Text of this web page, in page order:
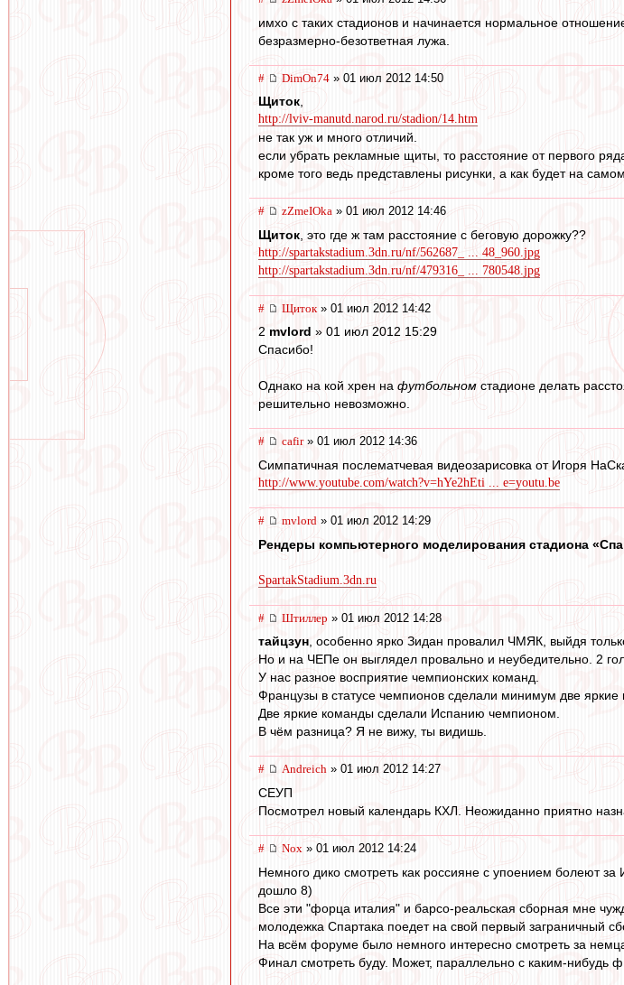
имхо с таких стадионов и начинается нормальное
безразмерно-безответная лужа.
# DimOn74 » 01 июл 2012 14:50
Щиток
http://lviv-manutd.narod.ru/stadion/14.htm
не так уж и много отличий.
если убрать рекламные щиты, то расстояние от первого
кроме того ведь представлены рисунки, а как будет на
# zZmeIOka » 01 июл 2012 14:46
Щиток , это где ж там расстояние с беговую дорожку??
http://spartakstadium.3dn.ru/nf/562687_ ... 48_960.jpg
http://spartakstadium.3dn.ru/nf/479316_ ... 780548.jpg
# Щиток » 01 июл 2012 14:42
2 mvlord » 01 июл 2012 15:29
Спасибо!
Однако на кой хрен на футбольном стадионе делать
решительно невозможно.
# cafir» 01 июл 2012 14:36
Симпатичная послематчевая видеозарисовка от Игоря
http://www.youtube.com/watch?v=hYe2hEti ... e=youtu.be
# mvlord » 01 июл 2012 14:29
Рендеры компьютерного моделирования стадиона
SpartakStadium.3dn.ru
# Штиллер » 01 июл 2012 14:28
тайцзун, особенно ярко Зидан провалил ЧМЯК, выйдя
Но и на ЧЕПе он выглядел провально и неубедительно. 2
У нас разное восприятие чемпионских команд.
Французы в статусе чемпионов сделали минимум две яркие
Две яркие команды сделали Испанию чемпионом.
В чём разница? Я не вижу, ты видишь.
# Andreich » 01 июл 2012 14:27
СЕУП
Посмотрел новый календарь КХЛ. Неожиданно приятно
# Nox » 01 июл 2012 14:24
Немного дико смотреть как россияне с упоением болеют
дошло 8)
Все эти "форца италия" и барсо-реальская сборная мне
молодежка Спартака поедет на свой первый заграничный
На всём форуме было немного интересно смотреть за
Финал смотреть буду. Может, параллельно с каким-нибудь